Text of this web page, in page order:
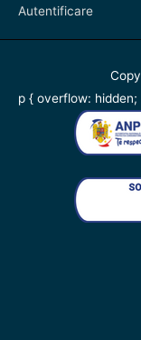
Autentificare
p { overflow: